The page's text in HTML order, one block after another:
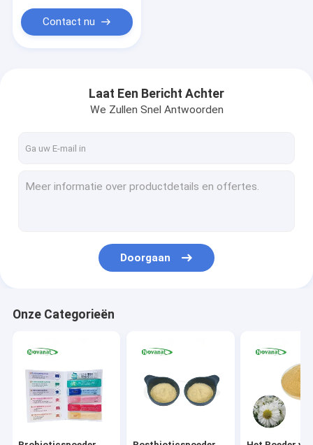
water
oplosbaar/Etiket
Contact nu
Laat Een Bericht Achter
We Zullen Snel Antwoorden
Doorgaan
Onze Categorieën